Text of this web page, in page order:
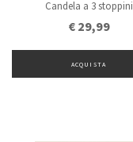
Candela a 3 stoppini
€ 29,99
ACQUISTA